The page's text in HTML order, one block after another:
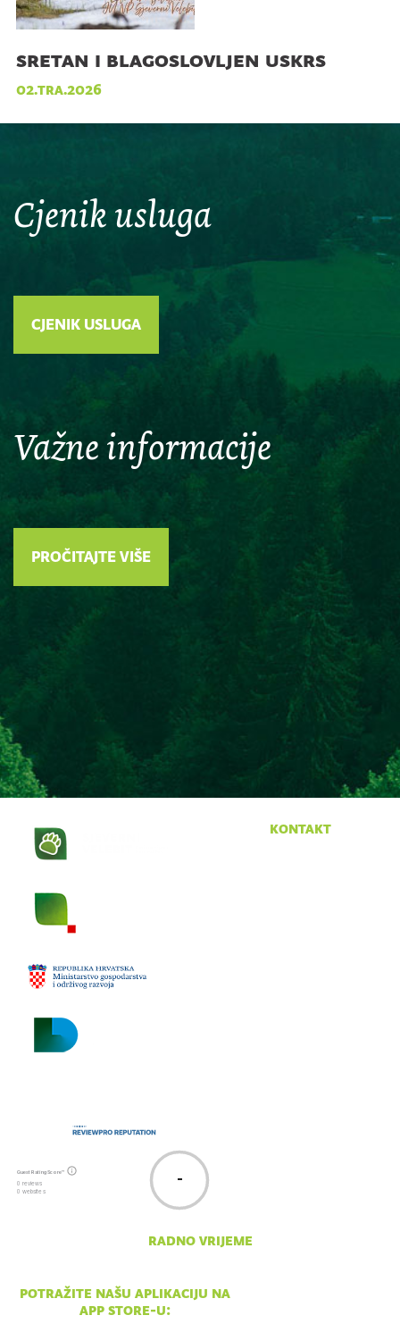
sretan i blagoslovljen uskrs
02.tra.2026
Cjenik usluga
CJENIK USLUGA
Važne informacije
PROČITAJTE VIŠE
kontakt
Guest Rating Score™
0 reviews
0 websites
-
radno vrijeme
potražite našu aplikaciju na
app store-u: